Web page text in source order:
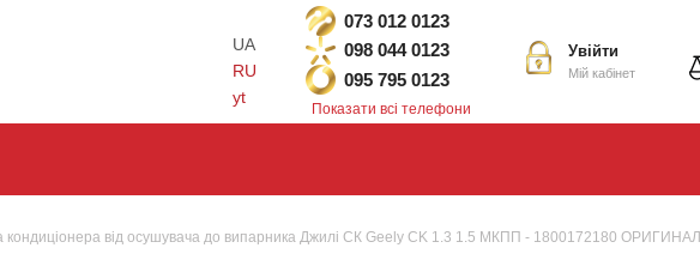
UA
RU
yt
Увійти
Мій кабінет
073 012 0123
098 044 0123
095 795 0123
Показати всі телефони
кондиціонера від осушувача до випарника Джилі СК Geely CK 1.3 1.5 МКПП - 1800172180 ОРИГИНАЛ